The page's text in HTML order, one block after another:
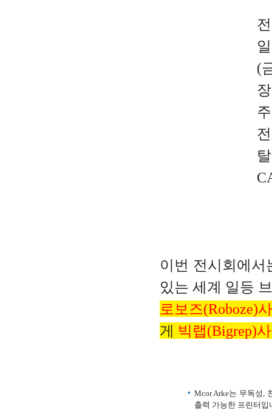
(
이번 전시회에
있는 세계 일등
로보즈(Roboze)
게 빅랩(Bigrep)사
Mcor Arke는 무독성,
출력 가능한 프린터입